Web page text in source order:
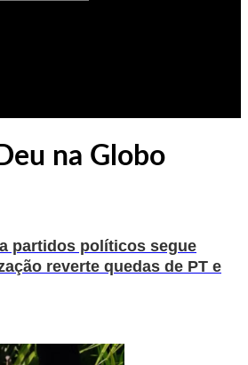
na Globo
partidos políticos segue
reverte quedas de PT e